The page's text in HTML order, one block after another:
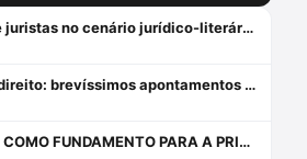
Jurados, literatos e juristas no cenário jurídico-literário: para quem vai o nobel de literatura de 2019?
A teoria crítica do direito: brevíssimos apontamentos – por paulo silas taporosky filho
A ORDEM PÚBLICA COMO FUNDAMENTO PARA A PRISÃO PREVENTIVA NO PROCESSO PENAL - 2 edição 2024 - HABITUS EDITORA Livro em oferta 1 janeiro 2024